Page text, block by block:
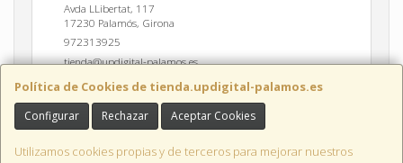
Política de Cookies de tienda.updigital-palamos.es
Configurar Rechazar Aceptar Cookies
Utilizamos cookies propias y de terceros para mejorar nuestros
Avda LLibertat, 117
17230 Palamós, Girona
972313925
tienda@updigital-palamos.es
Horario
10:00 a 13:00 y 17:00 a 20:00